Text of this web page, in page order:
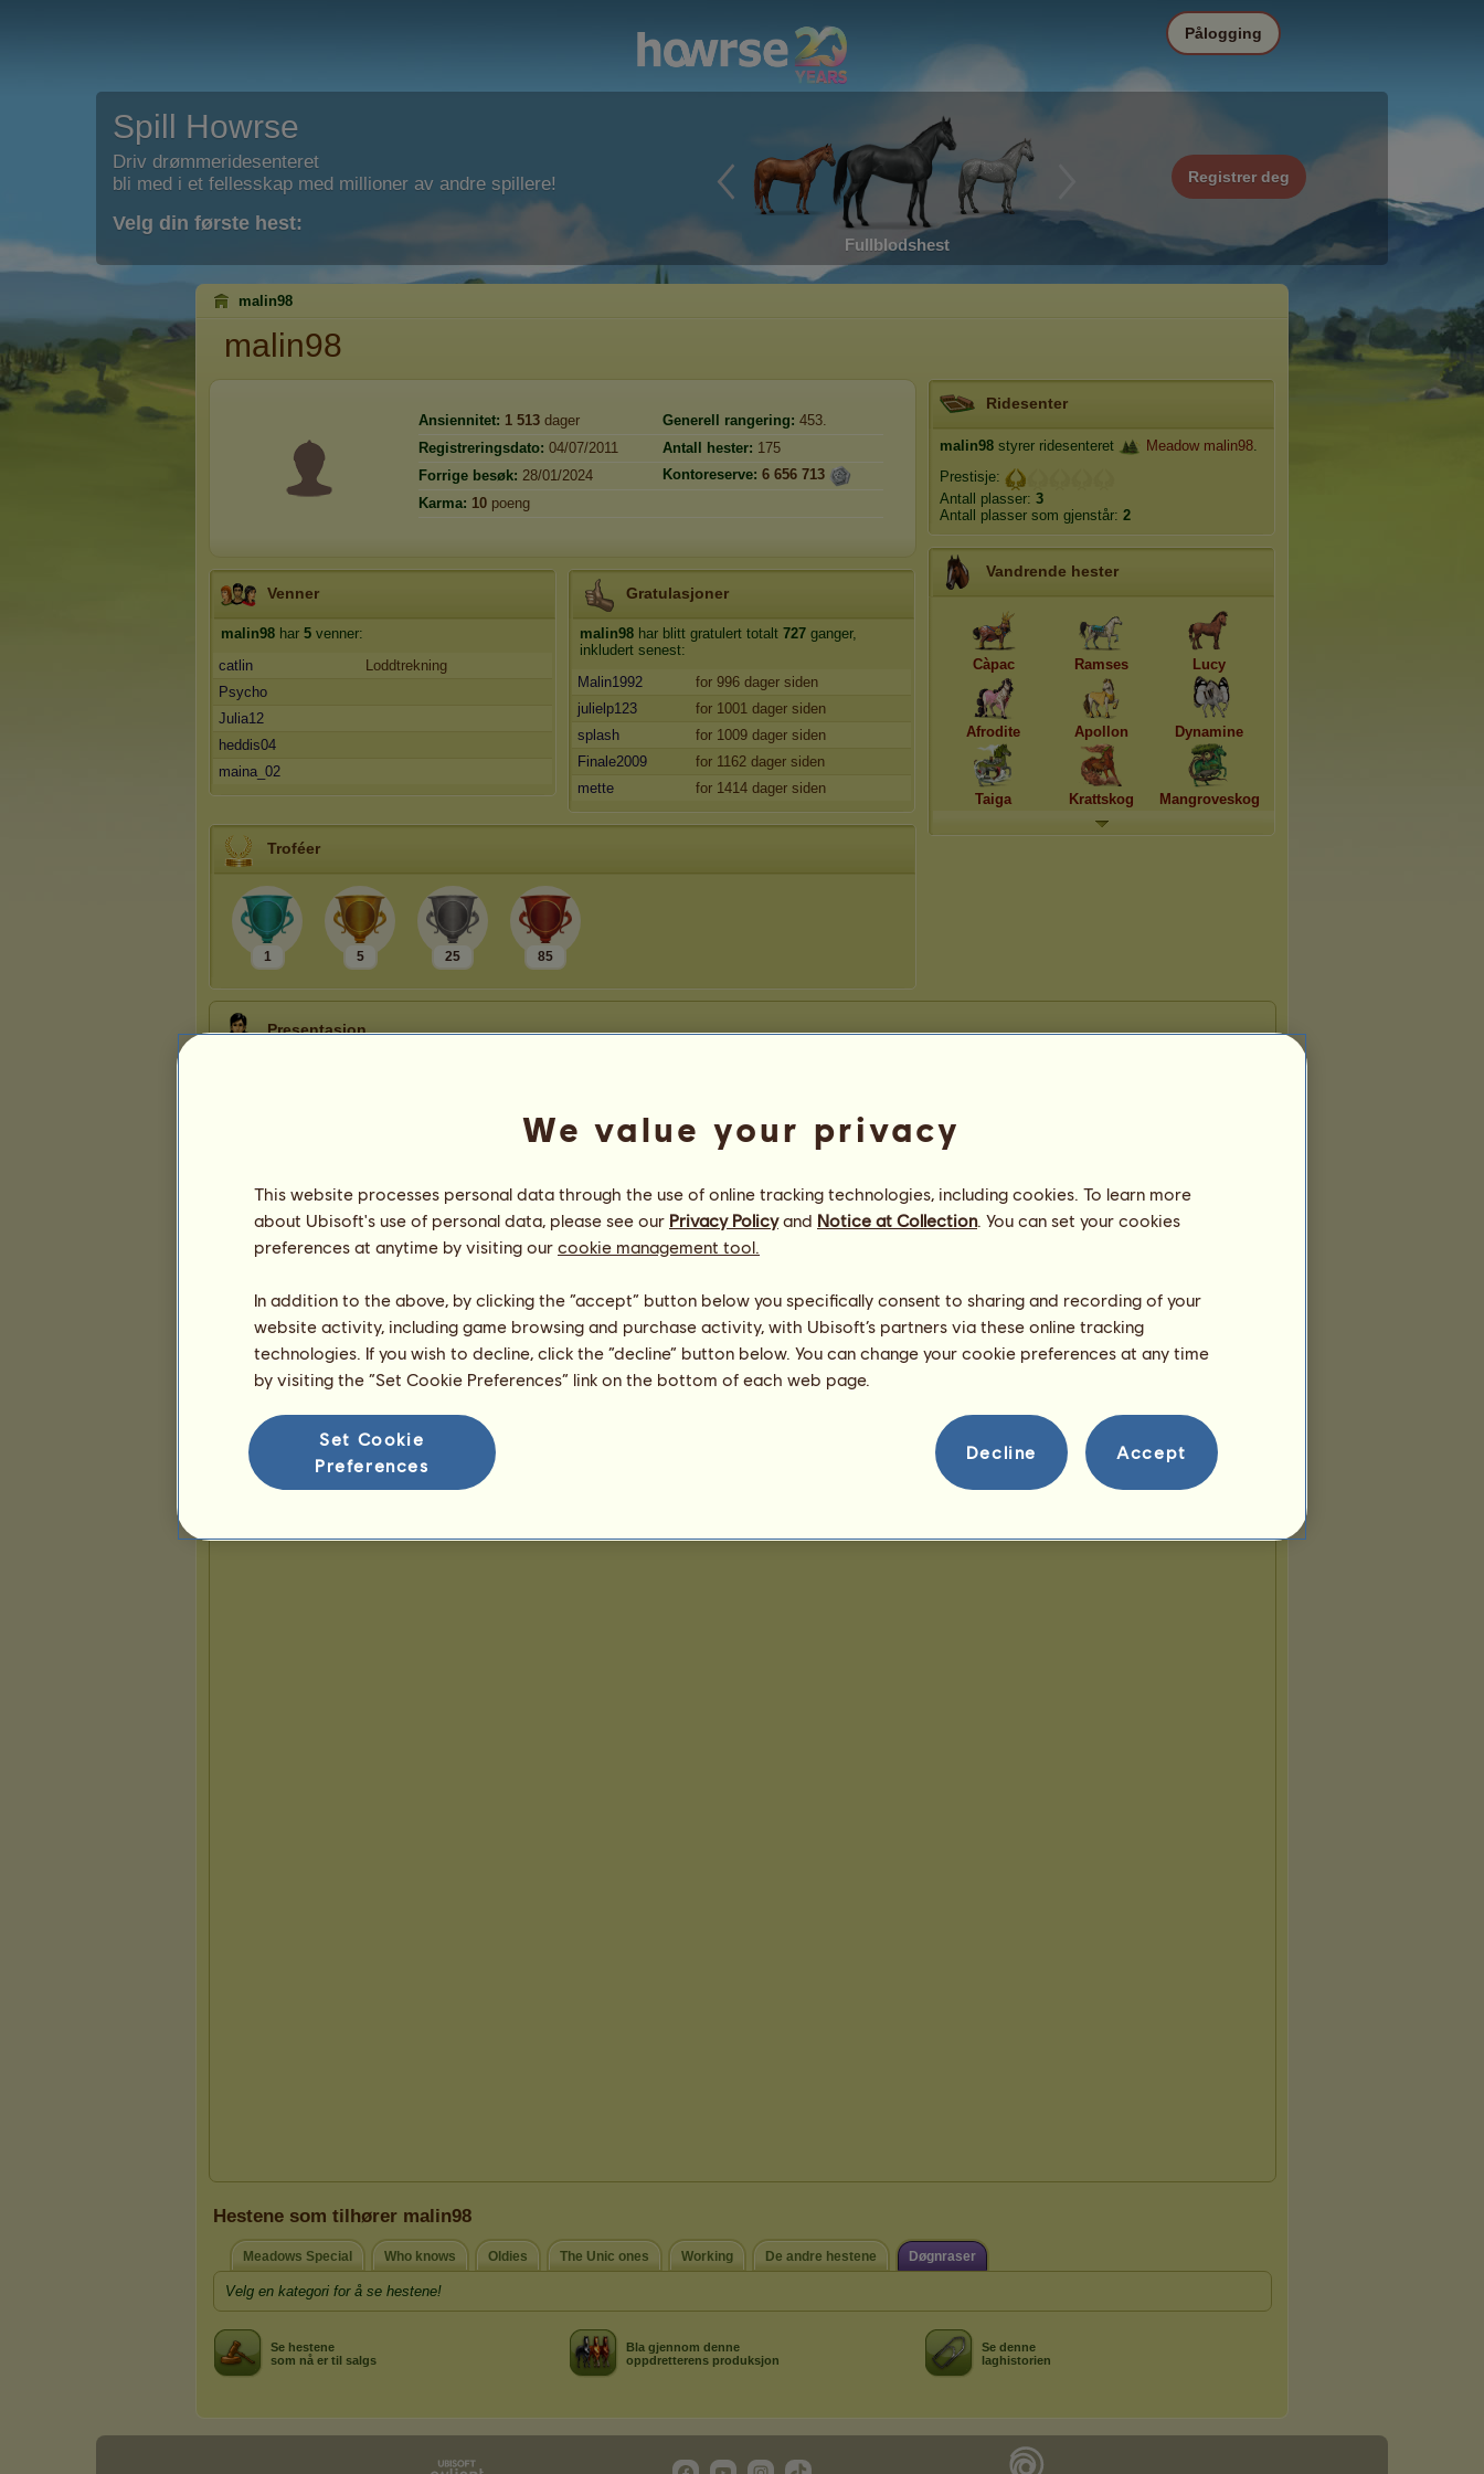
Spill Howrse
Driv drømmeridesenteret
bli med i et fellesskap med millioner av andre spillere!
Velg din første hest:
Fullblodshest
Registrer deg
Pålogging
malin98
malin98
Ansiennitet: 1 513 dager Generell rangering: 453.
Registreringsdato: 04/07/2011 Antall hester: 175
Forrige besøk: 28/01/2024 Kontoreserve: 6 656 713
Karma: 10 poeng
Venner
malin98 har 5 venner:
catlin
Loddtrekning
Psycho
Julia12
heddis04
maina_02
Gratulasjoner
malin98 har blitt gratulert totalt 727 ganger,
inkludert senest:
Malin1992
for 996 dager siden
julielp123
for 1001 dager siden
splash
for 1009 dager siden
Finale2009
for 1162 dager siden
mette
for 1414 dager siden
Troféer
1 5 25 85
Ridesenter
malin98 styrer ridesenteret Meadow malin98.
Prestisje:
Antall plasser: 3
Antall plasser som gjenstår: 2
Vandrende hester
Càpac Ramses Lucy
Afrodite Apollon Dynamine
Taiga Krattskog Mangroveskog
Presentasjon
Hestene som tilhører malin98
Meadows Special Who knows Oldies The Unic ones Working De andre hestene Døgnraser
Velg en kategori for å se hestene!
Se hestene
som nå er til salgs
Bla gjennom denne
oppdretterens produksjon
Se denne
laghistorien
We value your privacy
This website processes personal data through the use of online tracking technologies, including cookies. To learn more
about Ubisoft's use of personal data, please see our Privacy Policyand Notice at Collection. You can set your cookies
preferences at anytime by visiting our cookie management tool.
In addition to the above, by clicking the “accept” button below you specifically consent to sharing and recording of your
website activity, including game browsing and purchase activity, with Ubisoft’s partners via these online tracking
technologies. If you wish to decline, click the “decline” button below. You can change your cookie preferences at any time
by visiting the “Set Cookie Preferences” link on the bottom of each web page.
Set Cookie
Preferences
Decline Accept